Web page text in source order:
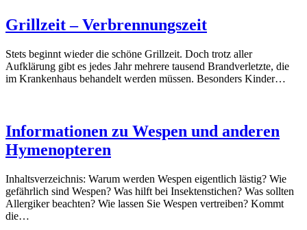
Grillzeit – Verbrennungszeit
Stets beginnt wieder die schöne Grillzeit. Doch trotz aller
Aufklärung gibt es jedes Jahr mehrere tausend Brandverletzte, die
im Krankenhaus behandelt werden müssen. Besonders Kinder…
Informationen zu Wespen und anderen
Hymenopteren
Inhaltsverzeichnis: Warum werden Wespen eigentlich lästig? Wie
gefährlich sind Wespen? Was hilft bei Insektenstichen? Was sollten
Allergiker beachten? Wie lassen Sie Wespen vertreiben? Kommt
die…